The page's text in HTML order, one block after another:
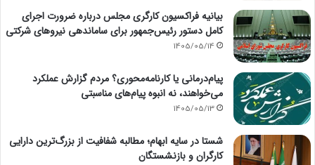
بیانیه فراکسیون کارگری مجلس درباره ضرورت اجرای
کامل دستور رئیس‌جمهور برای ساماندهی نیروهای شرکتی
1405/05/14
پیام‌درمانی یا کارنامه‌محوری؟ مردم گزارش عملکرد
می‌خواهند، نه انبوه پیام‌های مناسبتی
1405/05/13
شستا در سایه ابهام؛ مطالبه شفافیت از بزرگ‌ترین دارایی
کارگران و بازنشستگان